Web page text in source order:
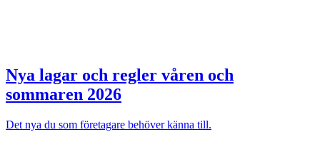
Nya lagar och regler våren och
sommaren 2026
Det nya du som företagare behöver känna till.